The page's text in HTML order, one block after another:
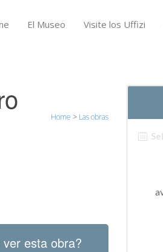
El Museo Visite los Uffizi
Home > Las obras
esta obra?